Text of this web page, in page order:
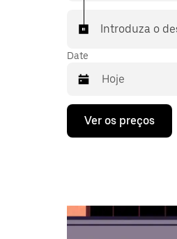
Introduza o
Date
Prima
tecla
o
calendário
Ver os preços